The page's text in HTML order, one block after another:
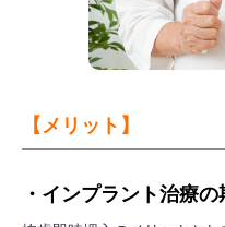
【メリット】
・インプラント治療